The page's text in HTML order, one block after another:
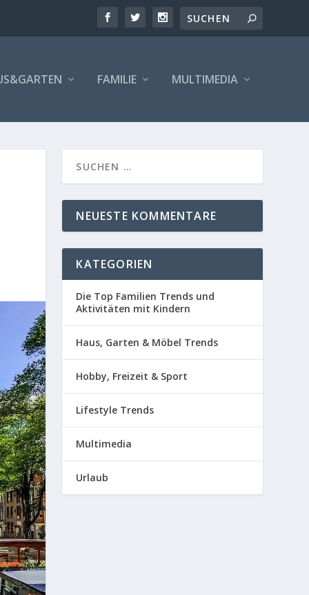
FAMILIE MULTIMEDIA
NEUESTE KOMMENTARE
KATEGORIEN
Die Top Familien Trends und
Aktivitäten mit Kindern
Haus, Garten & Möbel Trends
Hobby, Freizeit & Sport
Lifestyle Trends
Multimedia
Urlaub